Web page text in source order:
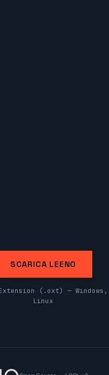
SCARICA LEENO
(.oxt) — Windows,
Linux